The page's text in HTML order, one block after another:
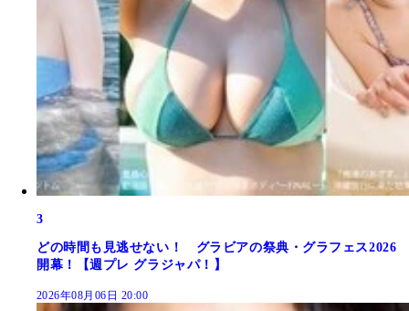
3
どの時間も見逃せない！ グラビアの祭典・グラフェス2026
開幕！【週プレ グラジャパ！】
2026年08月06日 20:00